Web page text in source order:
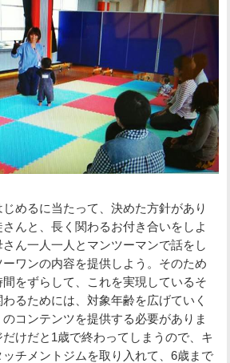
めるに当たって、決めた方針があり
んと、長く関わるお付き合いをしよ
ん一人一人とマンツーマンで話をし
ワンの内容を提供しよう。そのため
をずらして、これを実現しているそ
るためには、対象年齢を広げていく
コンテンツを提供する必要がありま
けだと1歳で終わってしまうので、キ
チメントジムを取り入れて、6歳まで